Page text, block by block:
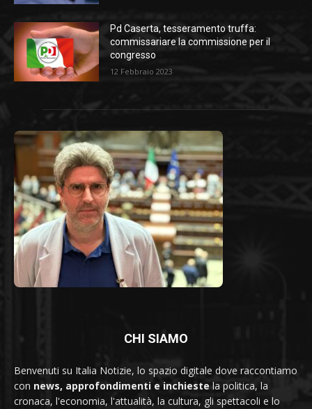
Pd Caserta, tesseramento truffa:
commissariare la commissione per il
congresso
12 Febbraio 2023
CHI SIAMO
Benvenuti su Italia Notizie, lo spazio digitale dove raccontiamo
con news, approfondimenti e inchieste la politica, la
cronaca, l'economia, l'attualità, la cultura, gli spettacoli e lo